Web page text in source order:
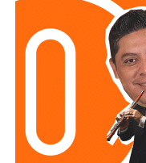
capacitaciones que
es que no
requisitos “, declaró.
Martínez Acosta
disposición para
y pueda operar
exista una postura de